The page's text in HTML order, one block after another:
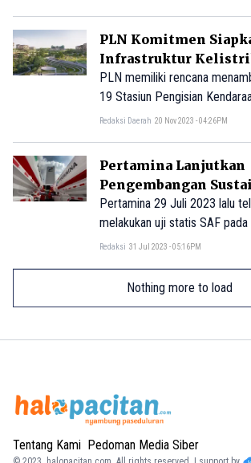
PLN Komitmen
Infrastruktur
IKN
PLN memiliki rencana
19 Stasiun Pengisian
(SPKLU) di Kawasan Inti
Redaksi Daerah 20 Nov 2023 - 04:26PM
Pertamina Lanjutkan
Pengembangan
Aviation Fuel
Pertamina 29 Juli 2023 lalu
melakukan uji statis SAF
7B yang biasa digunakan
Redaksi 31 Jul 2023 - 05:16PM
Nothing more to load
Tentang Kami Pedoman Media Siber